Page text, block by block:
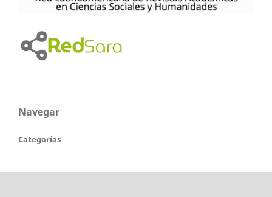
Navegar
Categorías